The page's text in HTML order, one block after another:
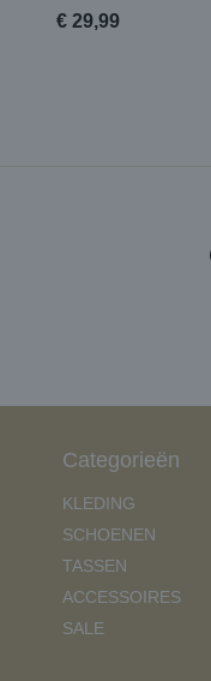
€ 29,99
Categorieën
KLEDING
SCHOENEN
TASSEN
ACCESSOIRES
SALE